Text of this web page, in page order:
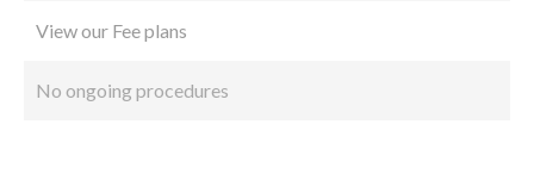
View our Fee plans
No ongoing procedures